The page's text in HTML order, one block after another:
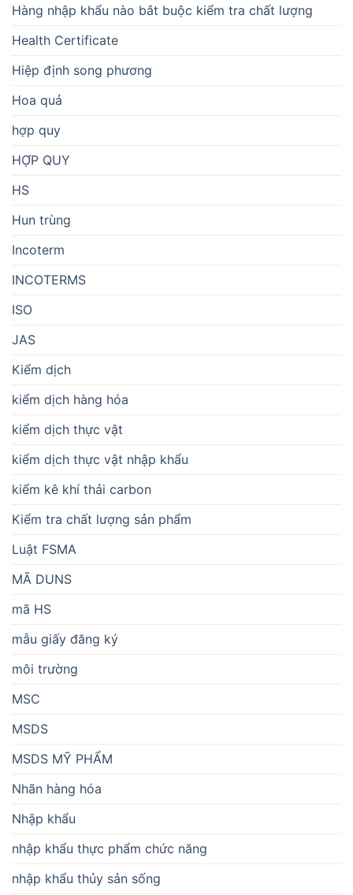
Hàng nhập khẩu nào bắt buộc kiểm tra chất lượng
Health Certificate
Hiệp định song phương
Hoa quả
hợp quy
HỢP QUY
HS
Hun trùng
Incoterm
INCOTERMS
ISO
JAS
Kiểm dịch
kiểm dịch hàng hóa
kiểm dịch thực vật
kiểm dịch thực vật nhập khẩu
kiểm kê khí thải carbon
Kiểm tra chất lượng sản phẩm
Luật FSMA
MÃ DUNS
mã HS
mẫu giấy đăng ký
môi trường
MSC
MSDS
MSDS MỸ PHẨM
Nhãn hàng hóa
Nhập khẩu
nhập khẩu thực phẩm chức năng
nhập khẩu thủy sản sống